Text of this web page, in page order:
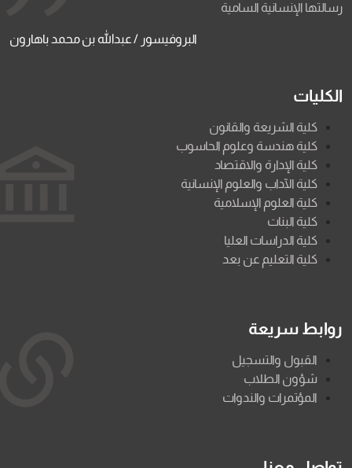
رسالتها الإنسانية السامية
البروفيسور / عبدالله بن محمد باهارون
الكليات
كلية الشريعة والقانون
كلية هندسة وعلوم الحاسوب
كلية الإدارة والاقتصاد
كلية الآداب والعلوم الإنسانية
كلية العلوم الإسلامية
كلية البنات
كلية الدراسات العليا
كلية التعليم عن بعد
روابط سريعة
القبول والتسجيل
شؤون الطلاب
المؤتمرات والندوات